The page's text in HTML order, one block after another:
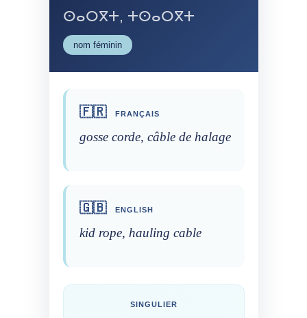
ⵙⴰⵔⴳⵜ, ⵜⵙⴰⵔⴳⵜ
nom féminin
🇫🇷 FRANÇAIS
gosse corde, câble de halage
🇬🇧 ENGLISH
kid rope, hauling cable
SINGULIER